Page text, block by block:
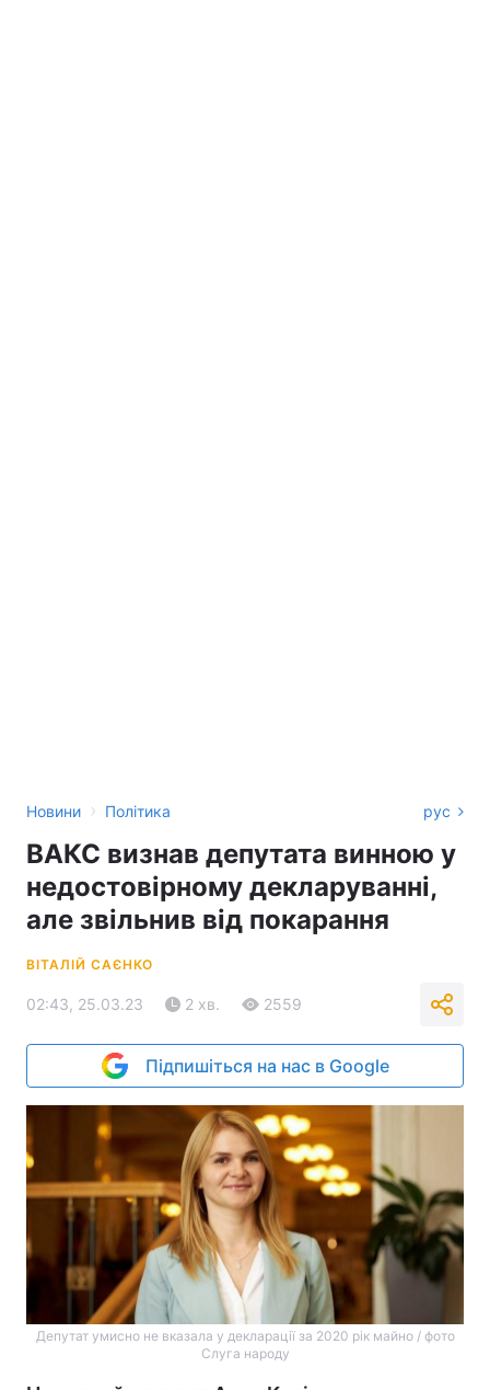
Новини › Політика рус
ВАКС визнав депутата винною у
недостовірному декларуванні,
але звільнив від покарання
ВІТАЛІЙ САЄНКО
02:43, 25.03.23 2 хв. 2559
Підпишіться на нас в Google
Депутат умисно не вказала у декларації за 2020 рік майно / фото
Слуга народу